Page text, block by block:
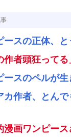
ースの正体、
作者頭狂って
ースのペルが
カ作者、とん
漫画ワンピー